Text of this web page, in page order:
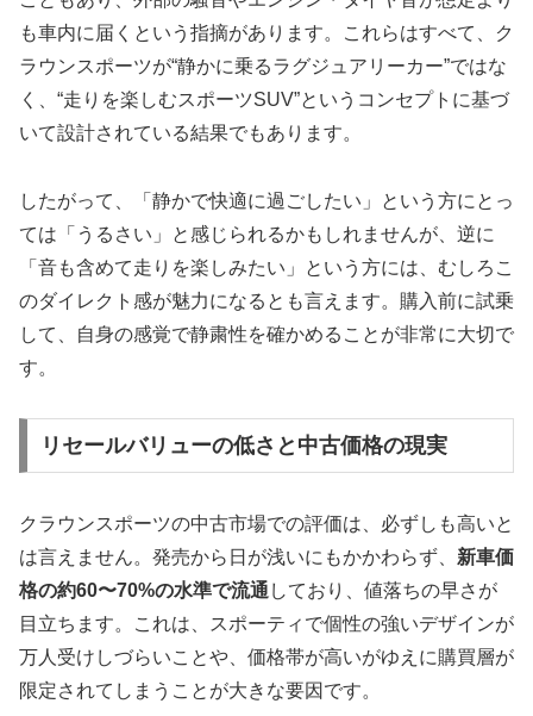
も車内に届くという指摘があります。これらはすべて、ク
ラウンスポーツが“静かに乗るラグジュアリーカー”ではな
く、“走りを楽しむスポーツSUV”というコンセプトに基づ
いて設計されている結果でもあります。
したがって、「静かで快適に過ごしたい」という方にとっ
ては「うるさい」と感じられるかもしれませんが、逆に
「音も含めて走りを楽しみたい」という方には、むしろこ
のダイレクト感が魅力になるとも言えます。購入前に試乗
して、自身の感覚で静粛性を確かめることが非常に大切で
す。
リセールバリューの低さと中古価格の現実
クラウンスポーツの中古市場での評価は、必ずしも高いと
は言えません。発売から日が浅いにもかかわらず、 新車価
格の約60〜70%の水準で流通 しており、値落ちの早さが
目立ちます。これは、スポーティで個性の強いデザインが
万人受けしづらいことや、価格帯が高いがゆえに購買層が
限定されてしまうことが大きな要因です。